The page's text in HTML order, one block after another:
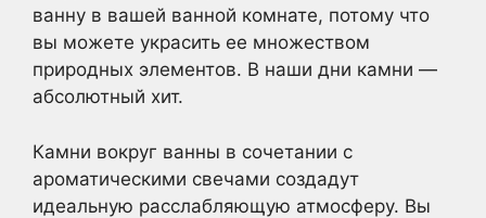
ванну в вашей ванной комнате, потому что
вы можете украсить ее множеством
природных элементов. В наши дни камни —
абсолютный хит.
Камни вокруг ванны в сочетании с
ароматическими свечами создадут
идеальную расслабляющую атмосферу. Вы